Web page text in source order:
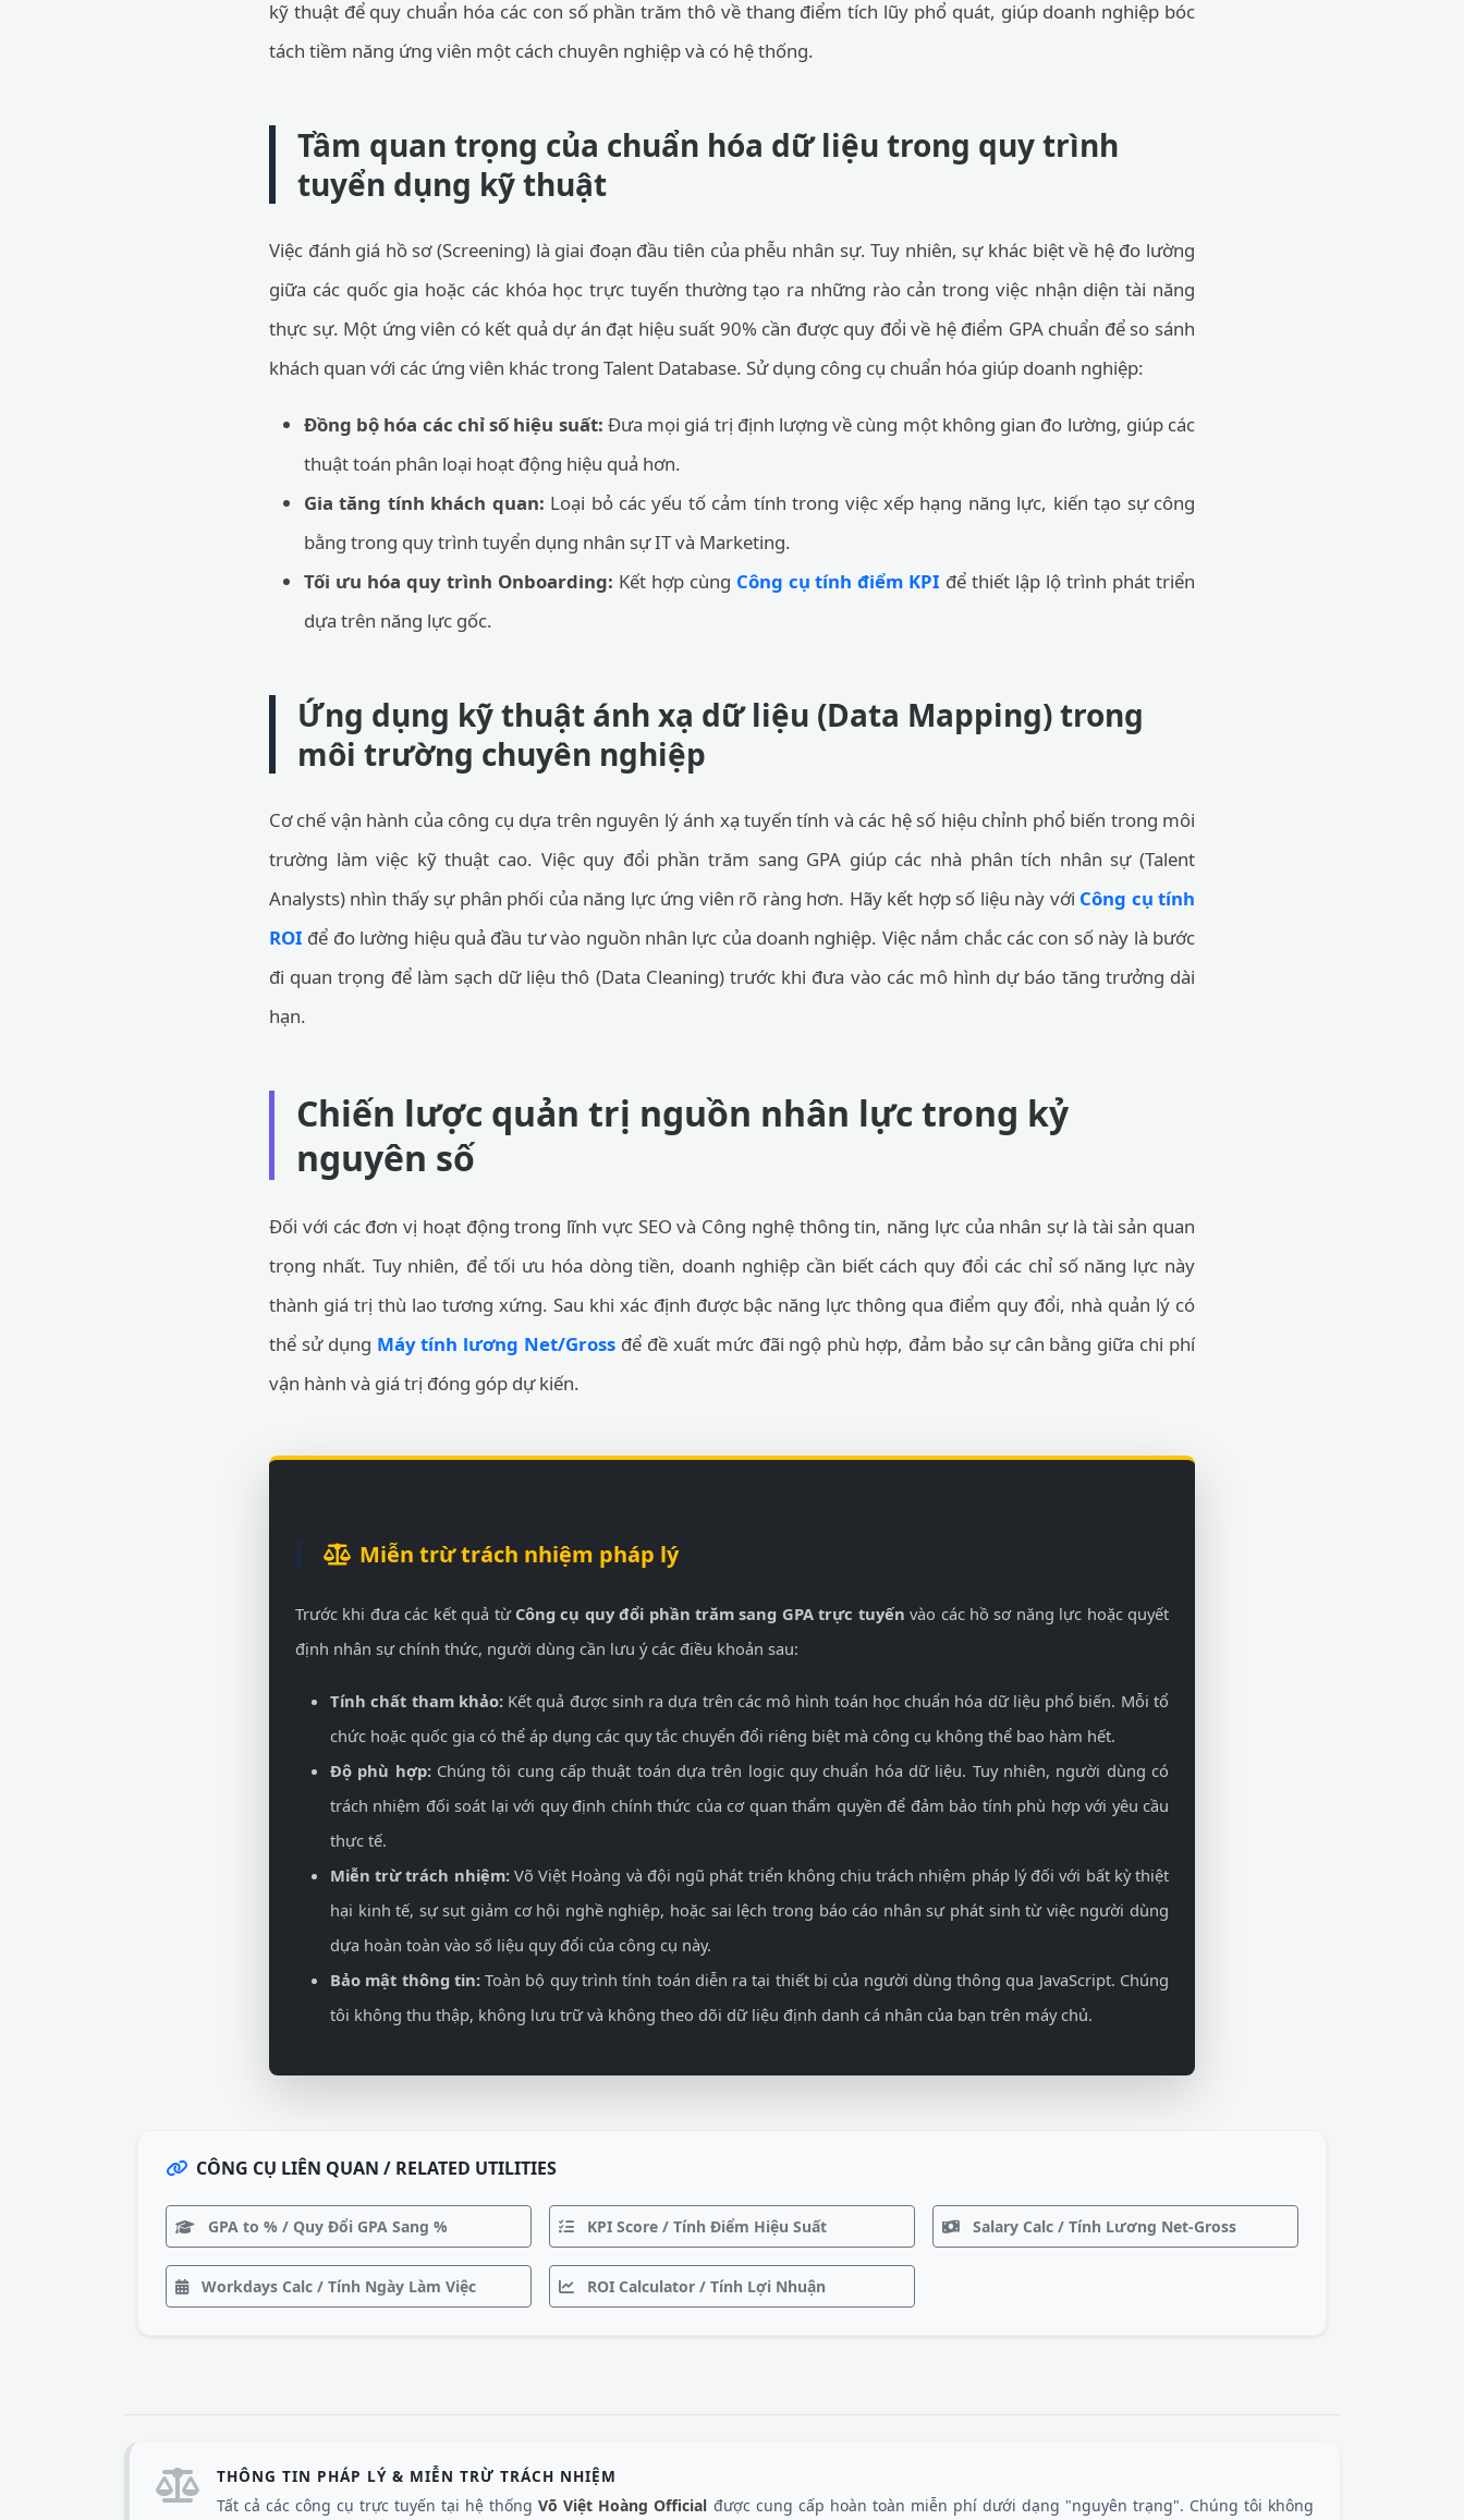
kỹ thuật để quy chuẩn hóa các con số phần trăm thô về thang điểm tích lũy phổ quát, giúp doanh nghiệp bóc
tách tiềm năng ứng viên một cách chuyên nghiệp và có hệ thống.
Tầm quan trọng của chuẩn hóa dữ liệu trong quy trình
tuyển dụng kỹ thuật
Việc đánh giá hồ sơ (Screening) là giai đoạn đầu tiên của phễu nhân sự. Tuy nhiên, sự khác biệt về hệ đo lường
giữa các quốc gia hoặc các khóa học trực tuyến thường tạo ra những rào cản trong việc nhận diện tài năng
thực sự. Một ứng viên có kết quả dự án đạt hiệu suất 90% cần được quy đổi về hệ điểm GPA chuẩn để so sánh
khách quan với các ứng viên khác trong Talent Database. Sử dụng công cụ chuẩn hóa giúp doanh nghiệp:
Đồng bộ hóa các chỉ số hiệu suất: Đưa mọi giá trị định lượng về cùng một không gian đo lường, giúp các
thuật toán phân loại hoạt động hiệu quả hơn.
Gia tăng tính khách quan: Loại bỏ các yếu tố cảm tính trong việc xếp hạng năng lực, kiến tạo sự công
bằng trong quy trình tuyển dụng nhân sự IT và Marketing.
Tối ưu hóa quy trình Onboarding: Kết hợp cùng Công cụ tính điểm KPI để thiết lập lộ trình phát triển
dựa trên năng lực gốc.
Ứng dụng kỹ thuật ánh xạ dữ liệu (Data Mapping) trong
môi trường chuyên nghiệp
Cơ chế vận hành của công cụ dựa trên nguyên lý ánh xạ tuyến tính và các hệ số hiệu chỉnh phổ biến trong môi
trường làm việc kỹ thuật cao. Việc quy đổi phần trăm sang GPA giúp các nhà phân tích nhân sự (Talent
Analysts) nhìn thấy sự phân phối của năng lực ứng viên rõ ràng hơn. Hãy kết hợp số liệu này với Công cụ tính
ROI để đo lường hiệu quả đầu tư vào nguồn nhân lực của doanh nghiệp. Việc nắm chắc các con số này là bước
đi quan trọng để làm sạch dữ liệu thô (Data Cleaning) trước khi đưa vào các mô hình dự báo tăng trưởng dài
hạn.
Chiến lược quản trị nguồn nhân lực trong kỷ
nguyên số
Đối với các đơn vị hoạt động trong lĩnh vực SEO và Công nghệ thông tin, năng lực của nhân sự là tài sản quan
trọng nhất. Tuy nhiên, để tối ưu hóa dòng tiền, doanh nghiệp cần biết cách quy đổi các chỉ số năng lực này
thành giá trị thù lao tương xứng. Sau khi xác định được bậc năng lực thông qua điểm quy đổi, nhà quản lý có
thể sử dụng Máy tính lương Net/Gross để đề xuất mức đãi ngộ phù hợp, đảm bảo sự cân bằng giữa chi phí
vận hành và giá trị đóng góp dự kiến.
Miễn trừ trách nhiệm pháp lý
Trước khi đưa các kết quả từ Công cụ quy đổi phần trăm sang GPA trực tuyến vào các hồ sơ năng lực hoặc quyết
định nhân sự chính thức, người dùng cần lưu ý các điều khoản sau:
Tính chất tham khảo:Kết quả được sinh ra dựa trên các mô hình toán học chuẩn hóa dữ liệu phổ biến. Mỗi tổ
chức hoặc quốc gia có thể áp dụng các quy tắc chuyển đổi riêng biệt mà công cụ không thể bao hàm hết.
Độ phù hợp:Chúng tôi cung cấp thuật toán dựa trên logic quy chuẩn hóa dữ liệu. Tuy nhiên, người dùng có
trách nhiệm đối soát lại với quy định chính thức của cơ quan thẩm quyền để đảm bảo tính phù hợp với yêu cầu
thực tế.
Miễn trừ trách nhiệm:Võ Việt Hoàng và đội ngũ phát triển không chịu trách nhiệm pháp lý đối với bất kỳ thiệt
hại kinh tế, sự sụt giảm cơ hội nghề nghiệp, hoặc sai lệch trong báo cáo nhân sự phát sinh từ việc người dùng
dựa hoàn toàn vào số liệu quy đổi của công cụ này.
Bảo mật thông tin:Toàn bộ quy trình tính toán diễn ra tại thiết bị của người dùng thông qua JavaScript. Chúng
tôi không thu thập, không lưu trữ và không theo dõi dữ liệu định danh cá nhân của bạn trên máy chủ.
CÔNG CỤ LIÊN QUAN / RELATED UTILITIES
GPA to % / Quy Đổi GPA Sang % KPI Score / Tính Điểm Hiệu Suất Salary Calc / Tính Lương Net-Gross
Workdays Calc / Tính Ngày Làm Việc ROI Calculator / Tính Lợi Nhuận
THÔNG TIN PHÁP LÝ & MIỄN TRỪ TRÁCH NHIỆM
Tất cả các công cụ trực tuyến tại hệ thốngVõ Việt Hoàng Official được cung cấp hoàn toàn miễn phí dưới dạng "nguyên trạng". Chúng tôi không